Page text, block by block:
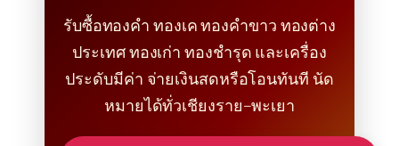
รับซื้อทองคำ ทองเค ทองคำขาว ทองต่าง
ประเทศ ทองเก่า ทองชำรุด และเครื่อง
ประดับมีค่า จ่ายเงินสดหรือโอนทันที นัด
หมายได้ทั่วเชียงราย–พะเยา